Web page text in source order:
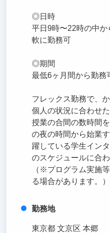
◎日時
平日9時〜22時の中
軟に勤務可
◎期間
最低6ヶ月間から勤務
フレックス勤務で、
個人の状況に合わせ
授業の合間の数時間
の夜の時間から始業
躍している学生イン
のスケジュールに合
（※プログラム実施
る場合があります。）
勤務地
東京都 文京区 本郷